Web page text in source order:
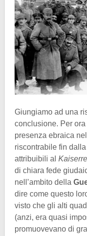
Giungiamo ad una
conclusione. Per
presenza ebraica
riscontrabile fin
attribuibili al
di chiara fede
nell’ambito della
dire come questo
visto che gli alti
(anzi, era quasi
promuovevano di